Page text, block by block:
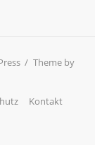
/ Theme by
Kontakt